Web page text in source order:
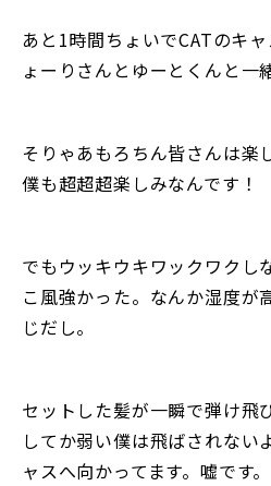
あと1時間ちょいでCATのキ
ょーりさんとゆーとくんと一
そりゃあもろちん皆さんは楽
僕も超超超楽しみなんです！
でもウッキウキワックワクし
こ風強かった。なんか湿度が
じだし。
セットした髪が一瞬で弾け飛
してか弱い僕は飛ばされない
ャスへ向かってます。嘘です。